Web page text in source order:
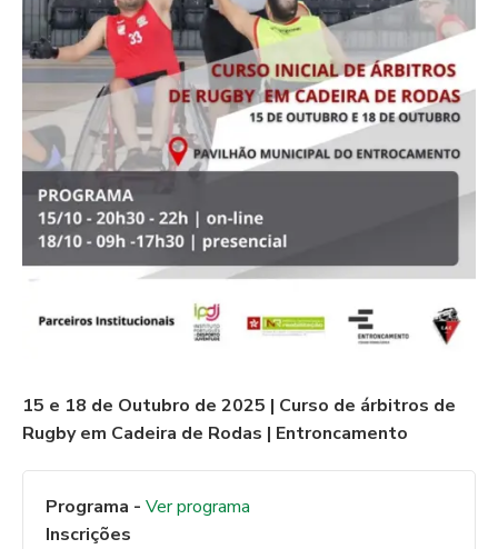
15 e 18 de Outubro de 2025 | Curso de árbitros de
Rugby em Cadeira de Rodas | Entroncamento
Programa - Ver programa
Inscrições